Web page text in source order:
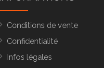
Conditions de vente
Confidentialité
Infos légales